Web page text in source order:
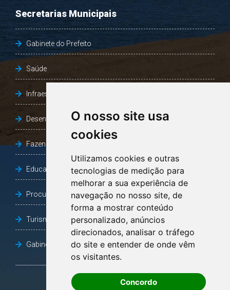
O nosso site usa
cookies
Utilizamos cookies e outras
tecnologias de medição para
melhorar a sua experiência de
navegação no nosso site, de
forma a mostrar conteúdo
personalizado, anúncios
direcionados, analisar o tráfego
do site e entender de onde vêm
os visitantes.
Concordo
Secretarias Municipais
Gabinete do Prefeito
Saúde
Infraestrutura, Agricultura e Meio Ambiente
Desenvolvimento Social
Fazenda e Desenvolvimento Econômico
Educação
Procuradoria Geral do Município
Turismo, Desporto e Cultura
Gabinete Vice-Prefeito
OUVIDORIA